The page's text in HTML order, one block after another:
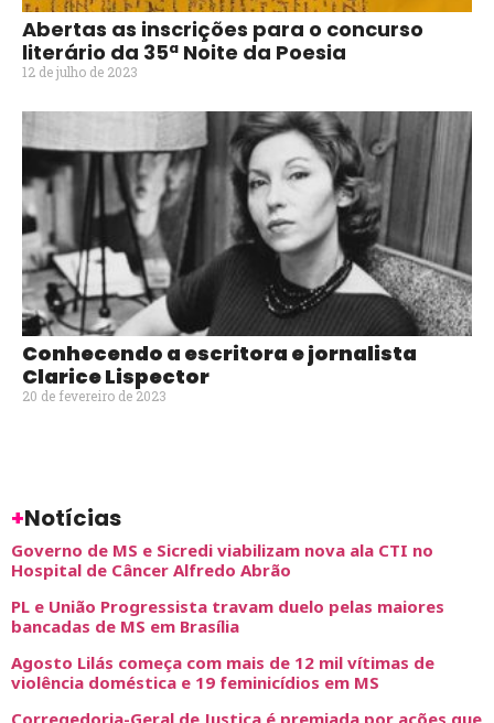
Abertas as inscrições para o concurso
literário da 35ª Noite da Poesia
12 de julho de 2023
Conhecendo a escritora e jornalista
Clarice Lispector
20 de fevereiro de 2023
+Notícias
Governo de MS e Sicredi viabilizam nova ala CTI no
Hospital de Câncer Alfredo Abrão
PL e União Progressista travam duelo pelas maiores
bancadas de MS em Brasília
Agosto Lilás começa com mais de 12 mil vítimas de
violência doméstica e 19 feminicídios em MS
Corregedoria-Geral de Justiça é premiada por ações que